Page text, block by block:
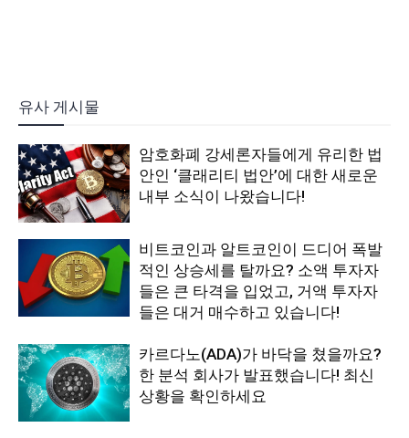
유사 게시물
암호화폐 강세론자들에게 유리한 법
안인 ‘클래리티 법안’에 대한 새로운
내부 소식이 나왔습니다!
비트코인과 알트코인이 드디어 폭발
적인 상승세를 탈까요? 소액 투자자
들은 큰 타격을 입었고, 거액 투자자
들은 대거 매수하고 있습니다!
카르다노(ADA)가 바닥을 쳤을까요?
한 분석 회사가 발표했습니다! 최신
상황을 확인하세요